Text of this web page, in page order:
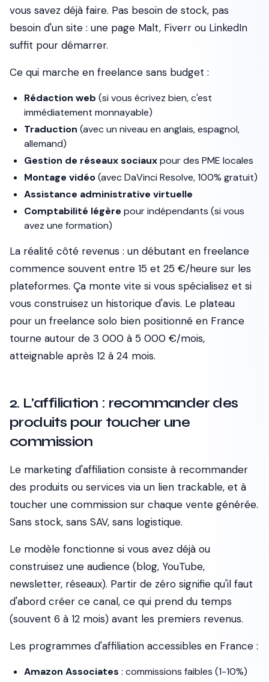
vous savez déjà faire. Pas besoin de stock, pas
besoin d'un site : une page Malt, Fiverr ou LinkedIn
suffit pour démarrer.
Ce qui marche en freelance sans budget :
Rédaction web (si vous écrivez bien, c'est
immédiatement monnayable)
Traduction (avec un niveau en anglais, espagnol,
allemand)
Gestion de réseaux sociauxpour des PME locales
Montage vidéo(avec DaVinci Resolve, 100% gratuit)
Assistance administrative virtuelle
Comptabilité légère pour indépendants (si vous
avez une formation)
La réalité côté revenus : un débutant en freelance
commence souvent entre 15 et 25 €/heure sur les
plateformes. Ça monte vite si vous spécialisez et si
vous construisez un historique d'avis. Le plateau
pour un freelance solo bien positionné en France
tourne autour de 3 000 à 5 000 €/mois,
atteignable après 12 à 24 mois.
2. L'affiliation : recommander des
produits pour toucher une
commission
Le marketing d'affiliation consiste à recommander
des produits ou services via un lien trackable, et à
toucher une commission sur chaque vente générée.
Sans stock, sans SAV, sans logistique.
Le modèle fonctionne si vous avez déjà ou
construisez une audience (blog, YouTube,
newsletter, réseaux). Partir de zéro signifie qu'il faut
d'abord créer ce canal, ce qui prend du temps
(souvent 6 à 12 mois) avant les premiers revenus.
Les programmes d'affiliation accessibles en France :
Amazon Associates : commissions faibles (1-10%)